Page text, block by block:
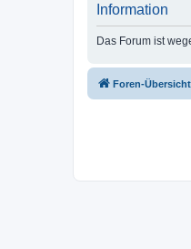
Information
Das Forum ist
Foren-Übersicht